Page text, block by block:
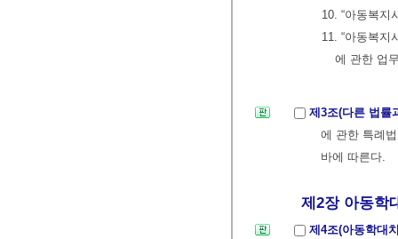
10. “아동복지
11. “아동복지
에 관한 업
제3조(다른 법률
에 관한 특례
바에 따른다.
제2장 아동학대
제4조(아동학대